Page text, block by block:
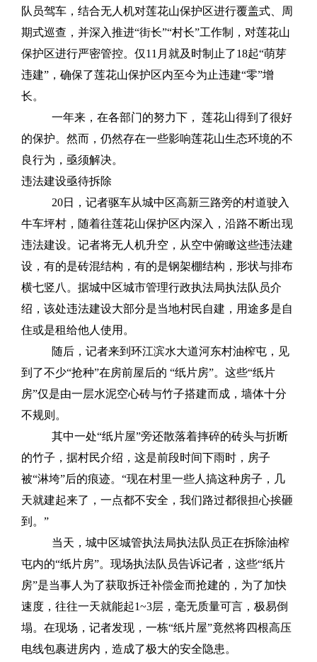
队员驾车，结合无人机对莲花山保护区进行覆盖式、周
期式巡查，并深入推进“街长”“村长”工作制，对莲花山
保护区进行严密管控。仅11月就及时制止了18起“萌芽
违建”，确保了莲花山保护区内至今为止违建“零”增
长。
一年来，在各部门的努力下， 莲花山得到了很好
的保护。然而，仍然存在一些影响莲花山生态环境的不
良行为，亟须解决。
违法建设亟待拆除
20日，记者驱车从城中区高新三路旁的村道驶入
牛车坪村，随着往莲花山保护区内深入，沿路不断出现
违法建设。记者将无人机升空，从空中俯瞰这些违法建
设，有的是砖混结构，有的是钢架棚结构，形状与排布
横七竖八。据城中区城市管理行政执法局执法队员介
绍，该处违法建设大部分是当地村民自建，用途多是自
住或是租给他人使用。
随后，记者来到环江滨水大道河东村油榨屯，见
到了不少“抢种”在房前屋后的 “纸片房”。这些“纸片
房”仅是由一层水泥空心砖与竹子搭建而成，墙体十分
不规则。
其中一处“纸片屋”旁还散落着摔碎的砖头与折断
的竹子，据村民介绍，这是前段时间下雨时，房子
被“淋垮”后的痕迹。“现在村里一些人搞这种房子，几
天就建起来了，一点都不安全，我们路过都很担心挨砸
到。”
当天，城中区城管执法局执法队员正在拆除油榨
屯内的“纸片房”。现场执法队员告诉记者，这些“纸片
房”是当事人为了获取拆迁补偿金而抢建的，为了加快
速度，往往一天就能起1~3层，毫无质量可言，极易倒
塌。在现场，记者发现，一栋“纸片屋”竟然将四根高压
电线包裹进房内，造成了极大的安全隐患。